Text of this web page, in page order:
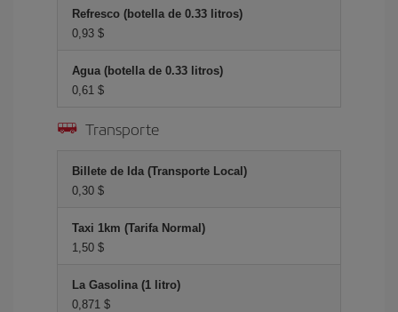
Refresco (botella de 0.33 litros)
0,93 $
Agua (botella de 0.33 litros)
0,61 $
Transporte
Billete de Ida (Transporte Local)
0,30 $
Taxi 1km (Tarifa Normal)
1,50 $
La Gasolina (1 litro)
0,871 $